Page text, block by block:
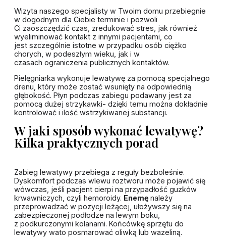
Wizyta naszego specjalisty w Twoim domu przebiegnie
w dogodnym dla Ciebie terminie i pozwoli
Ci zaoszczędzić czas, zredukować stres, jak również
wyeliminować kontakt z innymi pacjentami, co
jest szczególnie istotne w przypadku osób ciężko
chorych, w podeszłym wieku, jak i w
czasach ograniczenia publicznych kontaktów.
Pielęgniarka wykonuje lewatywę za pomocą specjalnego
drenu, który może zostać wsunięty na odpowiednią
głębokość. Płyn podczas zabiegu podawany jest za
pomocą dużej strzykawki- dzięki temu można dokładnie
kontrolować i ilość wstrzykiwanej substancji.
W jaki sposób wykonać lewatywę?
Kilka praktycznych porad
Zabieg lewatywy przebiega z reguły bezboleśnie.
Dyskomfort podczas wlewu roztworu może pojawić się
wówczas, jeśli pacjent cierpi na przypadłość guzków
krwawniczych, czyli hemoroidy. Enemę należy
przeprowadzać w pozycji leżącej, ułożywszy się na
zabezpieczonej podłodze na lewym boku,
z podkurczonymi kolanami. Końcówkę sprzętu do
lewatywy wato posmarować oliwką lub wazeliną.